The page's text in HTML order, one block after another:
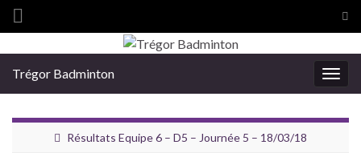
Search for:
Trégor Badminton
Résultats Equipe 6 – D5 – Journée 5 – 18/03/18